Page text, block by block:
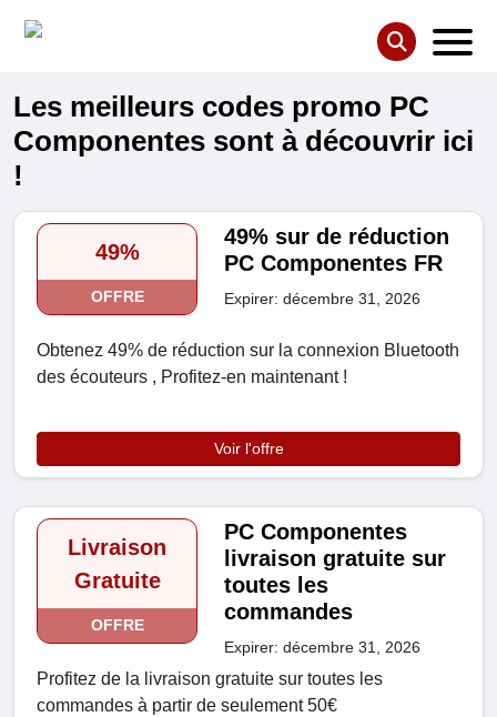
Les meilleurs codes promo PC
Componentes sont à découvrir ici
!
49%
OFFRE
49% sur de réduction
PC Componentes FR
Expirer: décembre 31, 2026
Obtenez 49% de réduction sur la connexion Bluetooth
des écouteurs , Profitez-en maintenant !
Voir l'offre
Livraison
Gratuite
OFFRE
PC Componentes
livraison gratuite sur
toutes les
commandes
Expirer: décembre 31, 2026
Profitez de la livraison gratuite sur toutes les
commandes à partir de seulement 50€